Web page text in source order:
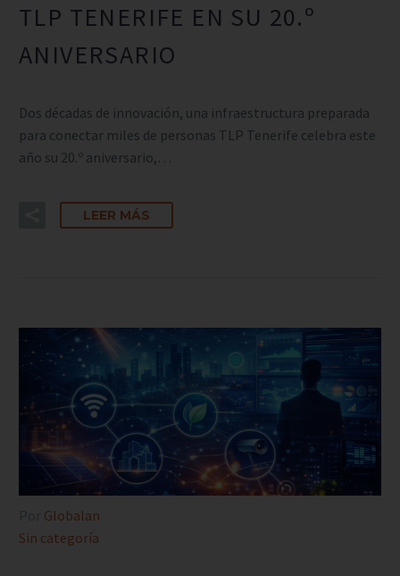
TLP TENERIFE EN SU 20.º
ANIVERSARIO
Dos décadas de innovación, una infraestructura preparada
para conectar miles de personas TLP Tenerife celebra este
año su 20.º aniversario,…
LEER MÁS
Globalan
Sin categoría